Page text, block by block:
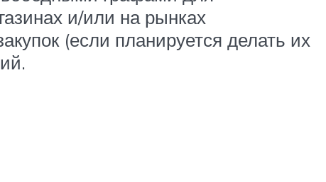
и/или на рынках
(если планируется делать их